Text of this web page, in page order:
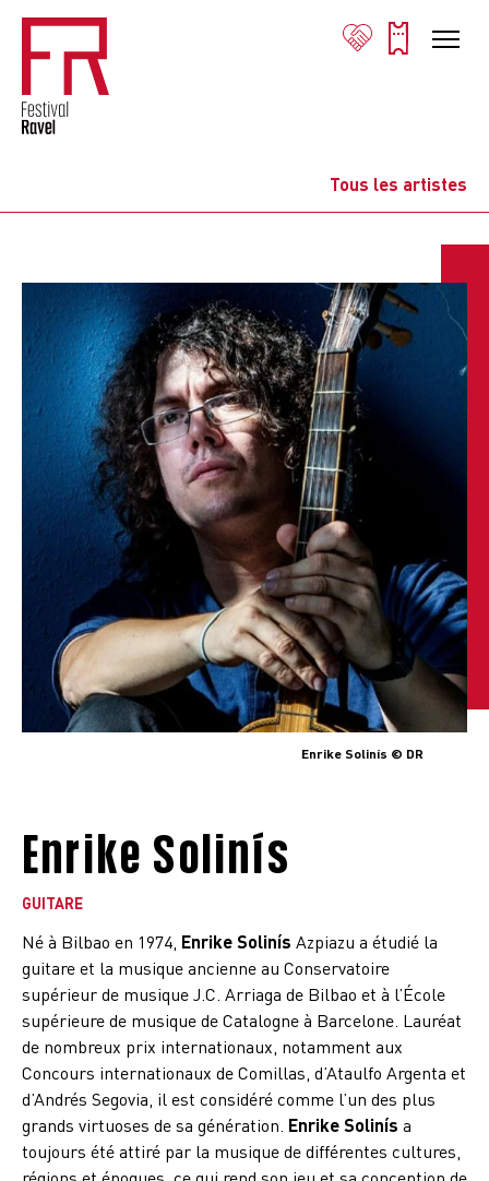
Tous les artistes
Enrike Solinís © DR
Enrike Solinís
GUITARE
Né à Bilbao en 1974, Enrike Solinís Azpiazu a étudié la
guitare et la musique ancienne au Conservatoire
supérieur de musique J.C. Arriaga de Bilbao et à l’École
supérieure de musique de Catalogne à Barcelone. Lauréat
de nombreux prix internationaux, notamment aux
Concours internationaux de Comillas, d’Ataulfo Argenta et
d’Andrés Segovia, il est considéré comme l’un des plus
grands virtuoses de sa génération. Enrike Solinís a
toujours été attiré par la musique de différentes cultures,